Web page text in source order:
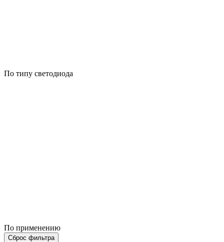
По типу светодиода
По применению
Сброс фильтра